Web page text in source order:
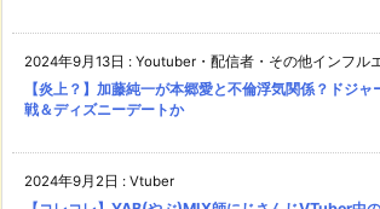
2024年9月13日 : Youtuber・配信者・その他インフル
【炎上？】加藤純一が本郷愛と不倫浮気関係？ドジ
戦＆ディズニーデートか
2024年9月2日 : Vtuber